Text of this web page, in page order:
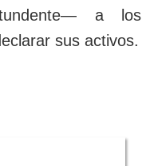
a los
sus activos.